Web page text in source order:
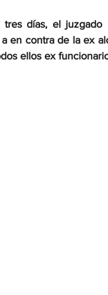
tres días, el
en contra de la ex
ellos ex